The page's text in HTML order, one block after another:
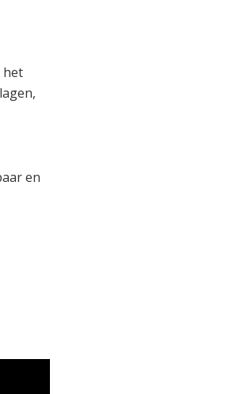
het
en